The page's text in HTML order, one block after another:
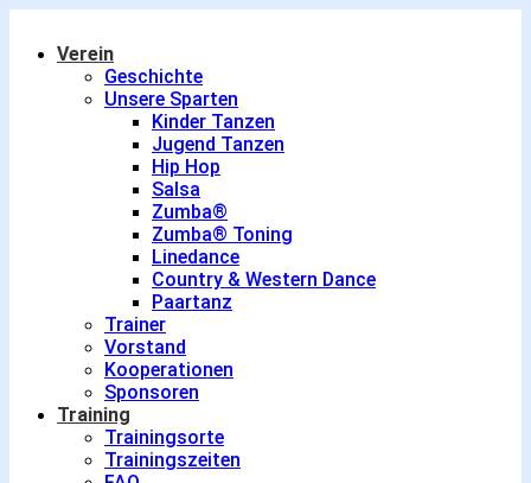
Verein
Geschichte
Unsere Sparten
Kinder Tanzen
Jugend Tanzen
Hip Hop
Salsa
Zumba®
Zumba® Toning
Linedance
Country & Western Dance
Paartanz
Trainer
Vorstand
Kooperationen
Sponsoren
Training
Trainingsorte
Trainingszeiten